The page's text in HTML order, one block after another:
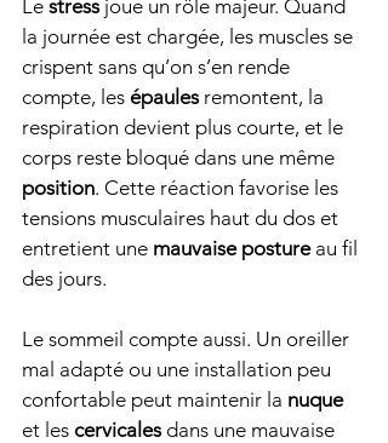
Le stress joue un rôle majeur. Quand
la journée est chargée, les muscles se
crispent sans qu’on s’en rende
compte, les épaules remontent, la
respiration devient plus courte, et le
corps reste bloqué dans une même
position. Cette réaction favorise les
tensions musculaires haut du dos et
entretient une mauvaise posture au fil
des jours.
Le sommeil compte aussi. Un oreiller
mal adapté ou une installation peu
confortable peut maintenir la nuque
et les cervicales dans une mauvaise